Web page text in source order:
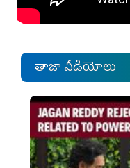
తాజా వీడియోలు